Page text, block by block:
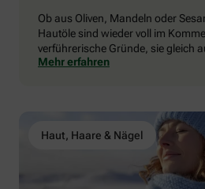
Ob aus Oliven, Mandeln oder
Hautöle sind wieder voll im
verführerische Gründe, sie gleich
Mehr erfahren
Haut, Haare & Nägel